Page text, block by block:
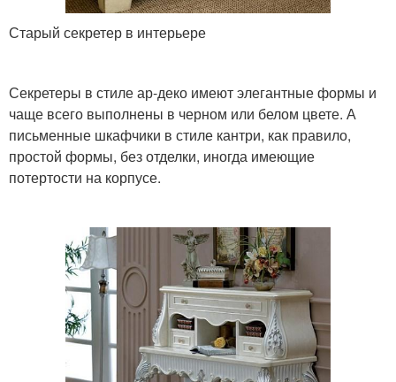
Старый секретер в интерьере
Секретеры в стиле ар-деко имеют элегантные формы и
чаще всего выполнены в черном или белом цвете. А
письменные шкафчики в стиле кантри, как правило,
простой формы, без отделки, иногда имеющие
потертости на корпусе.